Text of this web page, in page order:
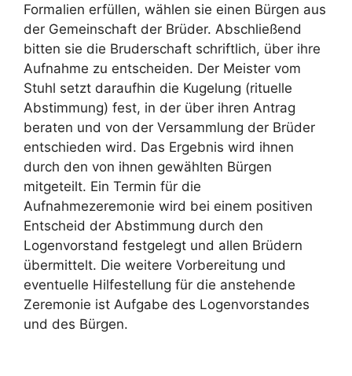
Formalien erfüllen, wählen sie einen Bürgen aus
der Gemeinschaft der Brüder. Abschließend
bitten sie die Bruderschaft schriftlich, über ihre
Aufnahme zu entscheiden. Der Meister vom
Stuhl setzt daraufhin die Kugelung (rituelle
Abstimmung) fest, in der über ihren Antrag
beraten und von der Versammlung der Brüder
entschieden wird. Das Ergebnis wird ihnen
durch den von ihnen gewählten Bürgen
mitgeteilt. Ein Termin für die
Aufnahmezeremonie wird bei einem positiven
Entscheid der Abstimmung durch den
Logenvorstand festgelegt und allen Brüdern
übermittelt. Die weitere Vorbereitung und
eventuelle Hilfestellung für die anstehende
Zeremonie ist Aufgabe des Logenvorstandes
und des Bürgen.